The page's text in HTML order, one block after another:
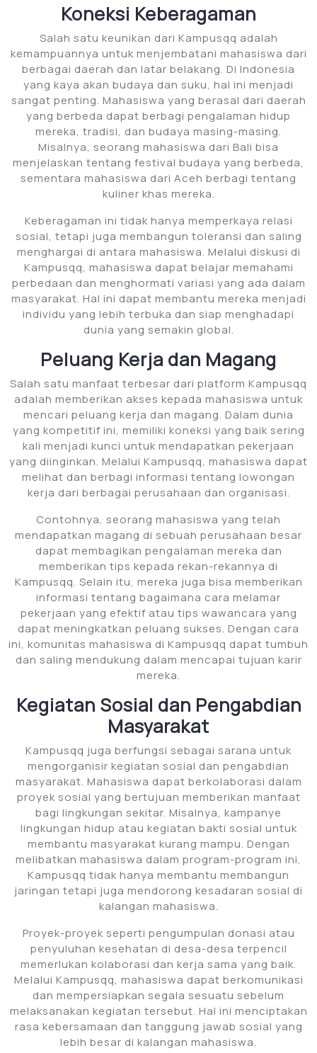
Koneksi Keberagaman
Salah satu keunikan dari Kampusqq adalah
kemampuannya untuk menjembatani mahasiswa dari
berbagai daerah dan latar belakang. Di Indonesia
yang kaya akan budaya dan suku, hal ini menjadi
sangat penting. Mahasiswa yang berasal dari daerah
yang berbeda dapat berbagi pengalaman hidup
mereka, tradisi, dan budaya masing-masing.
Misalnya, seorang mahasiswa dari Bali bisa
menjelaskan tentang festival budaya yang berbeda,
sementara mahasiswa dari Aceh berbagi tentang
kuliner khas mereka.
Keberagaman ini tidak hanya memperkaya relasi
sosial, tetapi juga membangun toleransi dan saling
menghargai di antara mahasiswa. Melalui diskusi di
Kampusqq, mahasiswa dapat belajar memahami
perbedaan dan menghormati variasi yang ada dalam
masyarakat. Hal ini dapat membantu mereka menjadi
individu yang lebih terbuka dan siap menghadapi
dunia yang semakin global.
Peluang Kerja dan Magang
Salah satu manfaat terbesar dari platform Kampusqq
adalah memberikan akses kepada mahasiswa untuk
mencari peluang kerja dan magang. Dalam dunia
yang kompetitif ini, memiliki koneksi yang baik sering
kali menjadi kunci untuk mendapatkan pekerjaan
yang diinginkan. Melalui Kampusqq, mahasiswa dapat
melihat dan berbagi informasi tentang lowongan
kerja dari berbagai perusahaan dan organisasi.
Contohnya, seorang mahasiswa yang telah
mendapatkan magang di sebuah perusahaan besar
dapat membagikan pengalaman mereka dan
memberikan tips kepada rekan-rekannya di
Kampusqq. Selain itu, mereka juga bisa memberikan
informasi tentang bagaimana cara melamar
pekerjaan yang efektif atau tips wawancara yang
dapat meningkatkan peluang sukses. Dengan cara
ini, komunitas mahasiswa di Kampusqq dapat tumbuh
dan saling mendukung dalam mencapai tujuan karir
mereka.
Kegiatan Sosial dan Pengabdian
Masyarakat
Kampusqq juga berfungsi sebagai sarana untuk
mengorganisir kegiatan sosial dan pengabdian
masyarakat. Mahasiswa dapat berkolaborasi dalam
proyek sosial yang bertujuan memberikan manfaat
bagi lingkungan sekitar. Misalnya, kampanye
lingkungan hidup atau kegiatan bakti sosial untuk
membantu masyarakat kurang mampu. Dengan
melibatkan mahasiswa dalam program-program ini,
Kampusqq tidak hanya membantu membangun
jaringan tetapi juga mendorong kesadaran sosial di
kalangan mahasiswa.
Proyek-proyek seperti pengumpulan donasi atau
penyuluhan kesehatan di desa-desa terpencil
memerlukan kolaborasi dan kerja sama yang baik.
Melalui Kampusqq, mahasiswa dapat berkomunikasi
dan mempersiapkan segala sesuatu sebelum
melaksanakan kegiatan tersebut. Hal ini menciptakan
rasa kebersamaan dan tanggung jawab sosial yang
lebih besar di kalangan mahasiswa.